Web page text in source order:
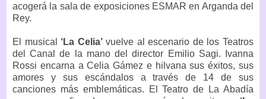
acogerá la sala de exposiciones ESMAR en Arganda del
Rey.
El musical ‘La Celia’vuelve al escenario de los Teatros
del Canal de la mano del director Emilio Sagi. Ivanna
Rossi encarna a Celia Gámez e hilvana sus éxitos, sus
amores y sus escándalos a través de 14 de sus
canciones más emblemáticas. El Teatro de La Abadía